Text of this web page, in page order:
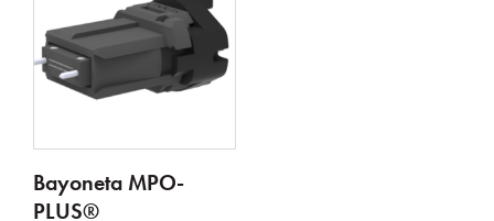
Bayoneta MPO-
PLUS®